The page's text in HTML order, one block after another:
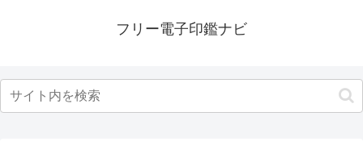
フリー電子印鑑ナビ